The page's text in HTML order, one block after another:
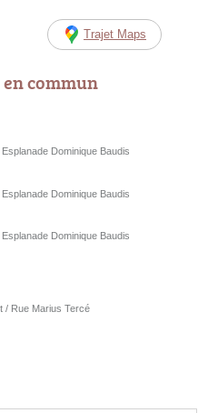
Trajet Maps
commun
Dominique Baudis
Dominique Baudis
Dominique Baudis
/ Rue Marius Tercé